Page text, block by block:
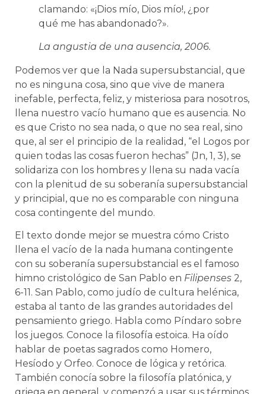
clamando: «¡Dios mío, Dios mío!, ¿por
qué me has abandonado?».
La angustia de una ausencia, 2006.
Podemos ver que la Nada supersubstancial, que
no es ninguna cosa, sino que vive de manera
inefable, perfecta, feliz, y misteriosa para nosotros,
llena nuestro vacío humano que es ausencia. No
es que Cristo no sea nada, o que no sea real, sino
que, al ser el principio de la realidad, “el Logos por
quien todas las cosas fueron hechas” (Jn, 1, 3), se
solidariza con los hombres y llena su nada vacía
con la plenitud de su soberanía supersubstancial
y principial, que no es comparable con ninguna
cosa contingente del mundo.
El texto donde mejor se muestra cómo Cristo
llena el vacío de la nada humana contingente
con su soberanía supersubstancial es el famoso
himno cristológico de San Pablo en Filipenses 2,
6-11. San Pablo, como judío de cultura helénica,
estaba al tanto de las grandes autoridades del
pensamiento griego. Habla como Píndaro sobre
los juegos. Conoce la filosofía estoica. Ha oído
hablar de poetas sagrados como Homero,
Hesíodo y Orfeo. Conoce de lógica y retórica.
También conocía sobre la filosofía platónica, y